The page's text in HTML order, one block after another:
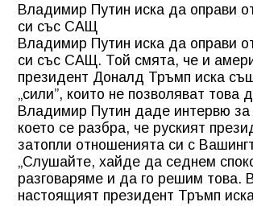
Владимир Путин иска да оправи
си със САЩ
Владимир Путин иска да оправи
си със САЩ. Той смята, че и
президент Доналд Тръмп иска
„сили”, които не позволяват това
Владимир Путин даде интервю за
което се разбра, че руският
затопли отношенията си с
„Слушайте, хайде да седнем
разговаряме и да го решим това.
настоящият президент Тръмп